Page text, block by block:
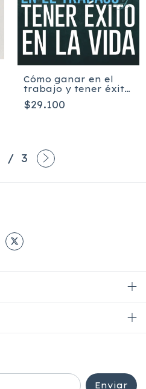
Cómo ganar en el
trabajo y tener éxito
en la vida - MICHAEL
& MEGAN HYATT
$29.100
/ 3